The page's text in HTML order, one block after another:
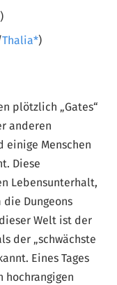
)
Thalia )
plötzlich „Gates“
anderen
einige Menschen
Diese
Lebensunterhalt,
Dungeons
Welt ist der
der „schwächste
Eines Tages